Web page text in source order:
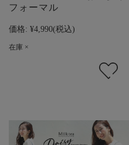
フォーマル
価格: ¥4,990(税込)
在庫 ×